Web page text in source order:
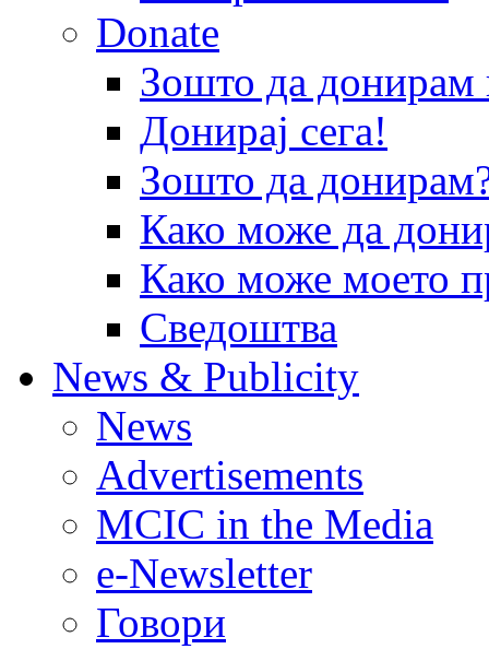
Donate
Зошто да
Донирај сега!
Зошто да
Како може да
Како може моето
Сведоштва
News & Publicity
News
Advertisements
MCIC in the Media
e-Newsletter
Говори